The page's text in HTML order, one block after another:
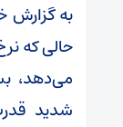
به گزارش
حالی که
می‌دهد،
شدید